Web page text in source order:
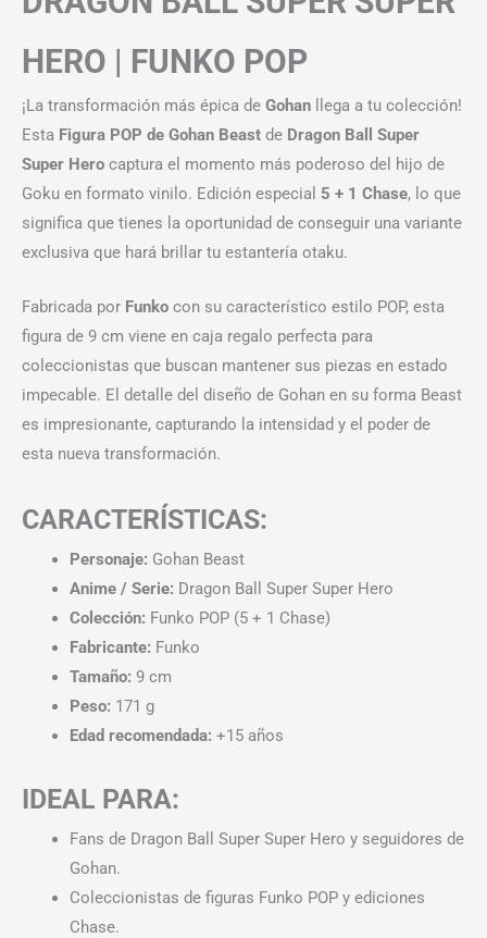
HERO | FUNKO POP
¡La transformación más épica de Gohan llega a tu colección!
Esta Figura POP de Gohan Beast de Dragon Ball Super
Super Hero captura el momento más poderoso del hijo de
Goku en formato vinilo. Edición especial 5 + 1 Chase, lo que
significa que tienes la oportunidad de conseguir una variante
exclusiva que hará brillar tu estantería otaku.
Fabricada por Funko con su característico estilo POP, esta
figura de 9 cm viene en caja regalo perfecta para
coleccionistas que buscan mantener sus piezas en estado
impecable. El detalle del diseño de Gohan en su forma Beast
es impresionante, capturando la intensidad y el poder de
esta nueva transformación.
CARACTERÍSTICAS:
Personaje: Gohan Beast
Anime / Serie: Dragon Ball Super Super Hero
Colección: Funko POP (5 + 1 Chase)
Fabricante: Funko
Tamaño: 9 cm
Peso: 171 g
Edad recomendada: +15 años
IDEAL PARA:
Fans de Dragon Ball Super Super Hero y seguidores de
Gohan.
Coleccionistas de figuras Funko POP y ediciones
Chase.